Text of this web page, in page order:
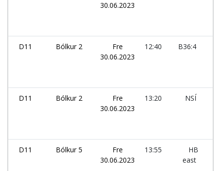
30.06.2023
D11 Bólkur 2
Fre
30.06.2023
12:40 B36:4
D11 Bólkur 2
Fre
30.06.2023
13:20 NSÍ
D11 Bólkur 5
Fre
30.06.2023
13:55
HB
east